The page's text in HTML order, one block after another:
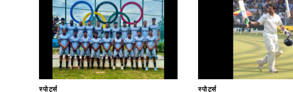
स्पोर्ट्स स्पोर्ट्स